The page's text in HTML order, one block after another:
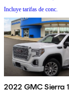
Incluye tarifas de conc.
2022 GMC Sierra